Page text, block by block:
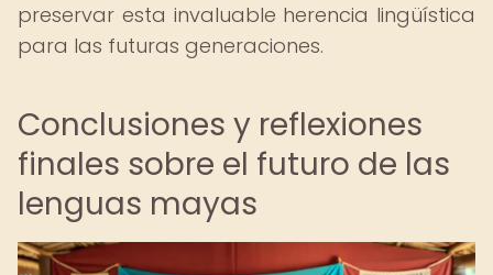
preservar esta invaluable herencia lingüística
para las futuras generaciones.
Conclusiones y reflexiones
finales sobre el futuro de las
lenguas mayas